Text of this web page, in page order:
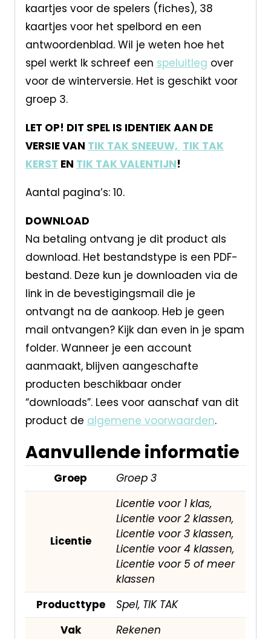
kaartjes voor de spelers (fiches), 38
kaartjes voor het spelbord en een
antwoordenblad. Wil je weten hoe het
spel werkt Ik schreef een speluitleg over
voor de winterversie. Het is geschikt voor
groep 3.
LET OP! DIT SPEL IS IDENTIEK AAN DE
VERSIE VAN TIK TAK SNEEUW, TIK TAK
KERST EN TIK TAK VALENTIJN!
Aantal pagina’s: 10.
DOWNLOAD
Na betaling ontvang je dit product als
download. Het bestandstype is een PDF-
bestand. Deze kun je downloaden via de
link in de bevestigingsmail die je
ontvangt na de aankoop. Heb je geen
mail ontvangen? Kijk dan even in je spam
folder. Wanneer je een account
aanmaakt, blijven aangeschafte
producten beschikbaar onder
“downloads”. Lees voor aanschaf van dit
product de algemene voorwaarden.
Aanvullende informatie
Groep Groep 3
Licentie
Licentie voor 1 klas,
Licentie voor 2 klassen,
Licentie voor 3 klassen,
Licentie voor 4 klassen,
Licentie voor 5 of meer
klassen
Producttype
Spel, TIK TAK
Vak
Rekenen